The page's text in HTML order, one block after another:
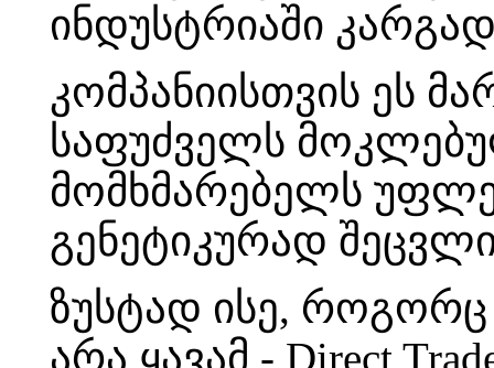
ინდუსტრიაში
კომპანიისთვის ეს
საფუძველს
მომხმარებელს
გენეტიკურად
ზუსტად ისე,
არა ყავამ - Direct